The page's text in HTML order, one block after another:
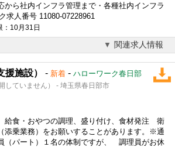
ら社内インフラ管理まで・各種社内インフラ
求人番号 11080-07228961
：10月31日
関連求人情報
施設） - 新着 - ハローワーク春日部
していません） - 埼玉県春日部市
給食・おやつの調理、盛り付け、食材発注 衛
添乗業務）をお願いすることがあります。※通
（パート）１名の体制ですが、 調理員がお休